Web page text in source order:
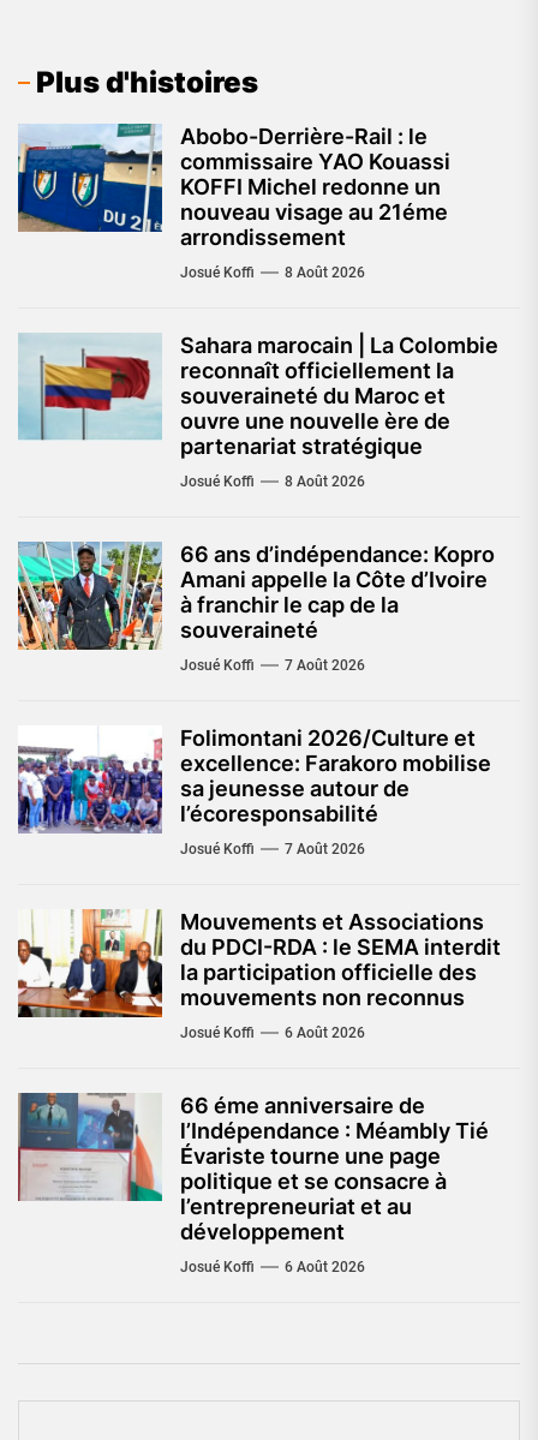
Plus d'histoires
Abobo-Derrière-Rail : le
commissaire YAO Kouassi
KOFFI Michel redonne un
nouveau visage au 21éme
arrondissement
Josué Koffi 8 Août 2026
Sahara marocain | La Colombie
reconnaît officiellement la
souveraineté du Maroc et
ouvre une nouvelle ère de
partenariat stratégique
Josué Koffi 8 Août 2026
66 ans d’indépendance: Kopro
Amani appelle la Côte d’Ivoire
à franchir le cap de la
souveraineté
Josué Koffi 7 Août 2026
Folimontani 2026/Culture et
excellence: Farakoro mobilise
sa jeunesse autour de
l’écoresponsabilité
Josué Koffi 7 Août 2026
Mouvements et Associations
du PDCI-RDA : le SEMA interdit
la participation officielle des
mouvements non reconnus
Josué Koffi 6 Août 2026
66 éme anniversaire de
l’Indépendance : Méambly Tié
Évariste tourne une page
politique et se consacre à
l’entrepreneuriat et au
développement
Josué Koffi 6 Août 2026